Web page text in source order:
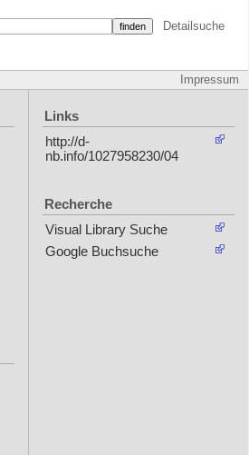
Detailsuche
Impressum
Links
http://d-
nb.info/1027958230/04
Recherche
Visual Library Suche
Google Buchsuche